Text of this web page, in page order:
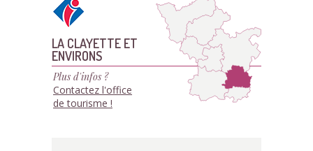
LA CLAYETTE ET
ENVIRONS
Plus d'infos ?
Contactez l'office
de tourisme !